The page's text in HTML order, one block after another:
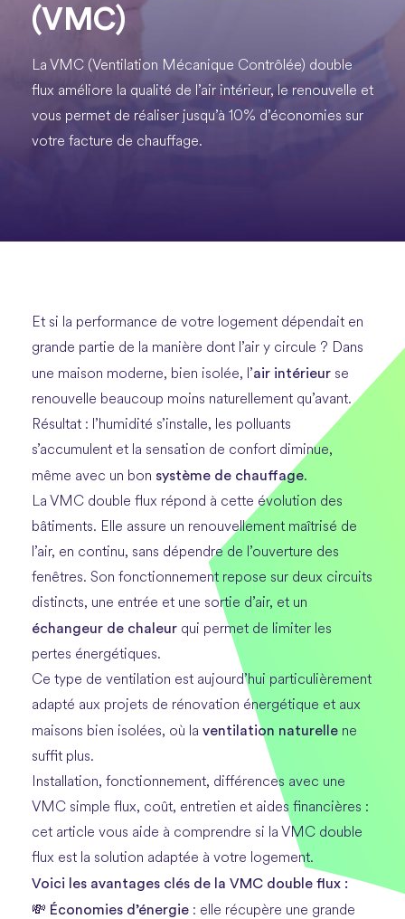
(VMC)
La VMC (Ventilation Mécanique Contrôlée) double
flux améliore la qualité de l’air intérieur, le renouvelle et
vous permet de réaliser jusqu’à 10% d’économies sur
votre facture de chauffage.
Et si la performance de votre logement dépendait en
grande partie de la manière dont l’air y circule ? Dans
une maison moderne, bien isolée, l’air intérieur se
renouvelle beaucoup moins naturellement qu’avant.
Résultat : l’humidité s’installe, les polluants
s’accumulent et la sensation de confort diminue,
même avec un bon système de chauffage.
La VMC double flux répond à cette évolution des
bâtiments. Elle assure un renouvellement maîtrisé de
l’air, en continu, sans dépendre de l’ouverture des
fenêtres. Son fonctionnement repose sur deux circuits
distincts, une entrée et une sortie d’air, et un
échangeur de chaleur qui permet de limiter les
pertes énergétiques.
Ce type de ventilation est aujourd’hui particulièrement
adapté aux projets de rénovation énergétique et aux
maisons bien isolées, où la ventilation naturelle ne
suffit plus.
Installation, fonctionnement, différences avec une
VMC simple flux, coût, entretien et aides financières :
cet article vous aide à comprendre si la VMC double
flux est la solution adaptée à votre logement.
Voici les avantages clés de la VMC double flux :
💸 Économies d’énergie : elle récupère une grande